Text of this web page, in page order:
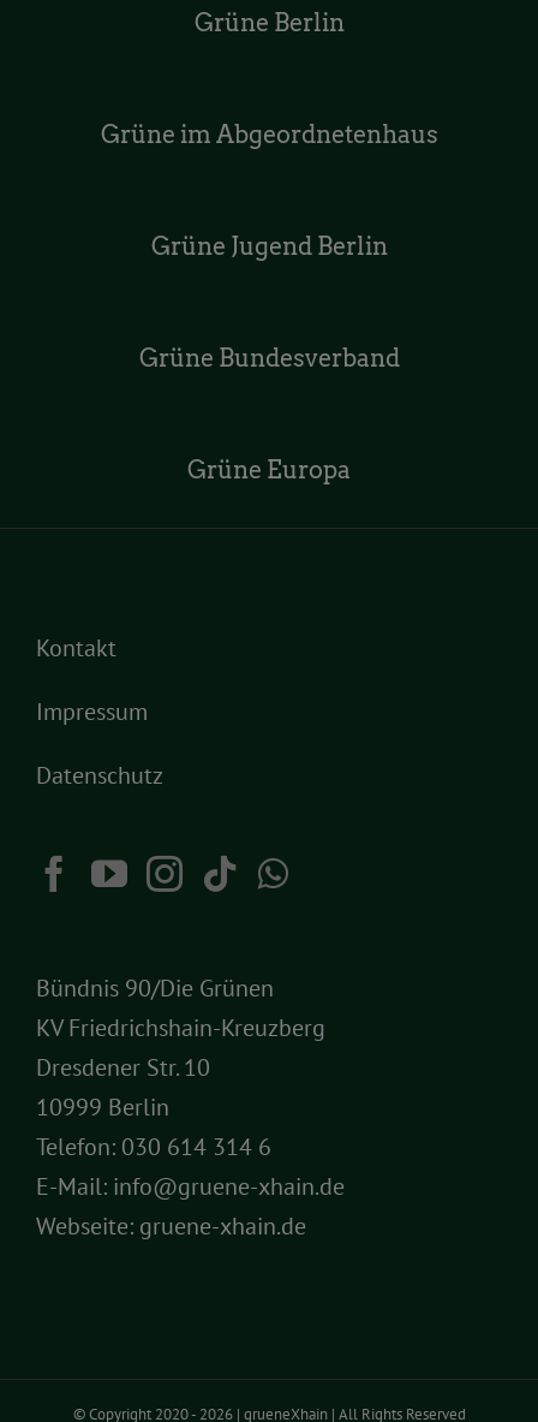
Grüne Berlin
Grüne im Abgeordnetenhaus
Grüne Jugend Berlin
Grüne Bundesverband
Grüne Europa
Kontakt
Impressum
Datenschutz
Bündnis 90/Die Grünen
KV Friedrichshain-Kreuzberg
Dresdener Str. 10
10999 Berlin
Telefon: 030 614 314 6
E-Mail: info@gruene-xhain.de
Webseite: gruene-xhain.de
© Copyright 2020 - 2026 | grueneXhain | All Rights Reserved